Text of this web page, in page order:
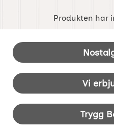
Produkten har
Sidfot Blandad
Vi
Trygg